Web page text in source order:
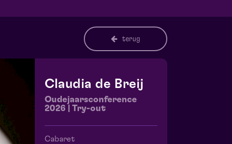
terug
Claudia de Breij
Oudejaarsconference
2026 | Try-out
Cabaret